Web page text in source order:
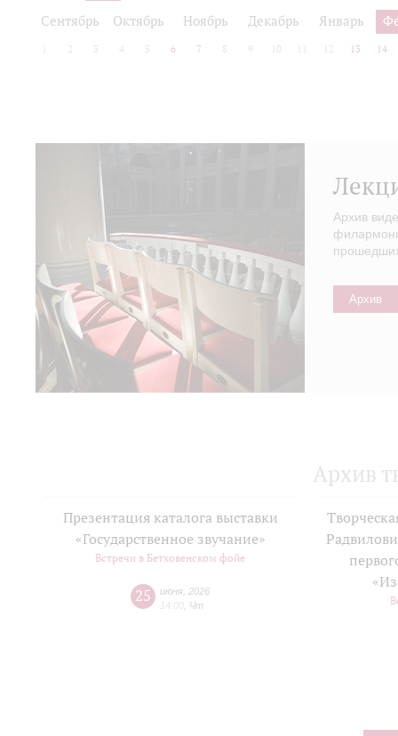
Сентябрь Октябрь Ноябрь Декабрь Январь
2 3 4 5 6 7 8 9 10 12 13 14
Архив
Архив
Архив
Презентация каталога выставки
«Государственное звучание»
Встречи в Бетховенском фойе
25 июня 2026
14:00 Чт